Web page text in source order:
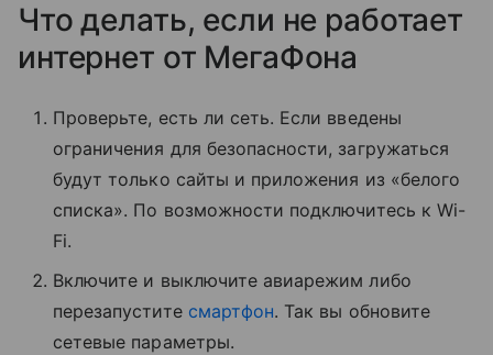
Что делать, если не работает
интернет от МегаФона
Проверьте, есть ли сеть. Если введены
ограничения для безопасности, загружаться
будут только сайты и приложения из «белого
списка». По возможности подключитесь к Wi-
Fi.
Включите и выключите авиарежим либо
перезапустите смартфон. Так вы обновите
сетевые параметры.